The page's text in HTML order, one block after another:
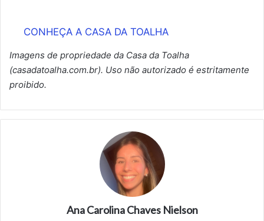
CONHEÇA A CASA DA TOALHA
Imagens de propriedade da Casa da Toalha
(casadatoalha.com.br). Uso não autorizado é estritamente
proibido.
Ana Carolina Chaves Nielson